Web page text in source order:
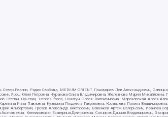
Радио Свобода, MEDIUM-ORIENT, Пономарев Лев Александрович,
Ярош Юлия Петровна, Чуракова Ольга Владимировна, Железнова Мария
Степан Юрьевич, Istories fonds, Шмагун Олеся Валентиновна, Мароховская Алеся
Инна Павловна, Кузьмина Людмила Гавриловна, Костылева Полина
Альбертович, Грезев Александр Викторович, Важенков Артем Валерьевич,
Клепиковская Екатерина Дмитриевна, Сотников Даниил Владимирович, Захаров